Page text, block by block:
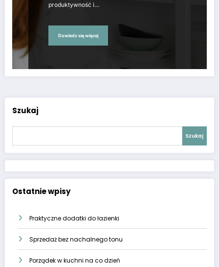
produktywność i…
Dowiedz się więcej
Szukaj
Szukaj
Ostatnie wpisy
Praktyczne dodatki do łazienki
Sprzedaż bez nachalnego tonu
Porządek w kuchni na co dzień